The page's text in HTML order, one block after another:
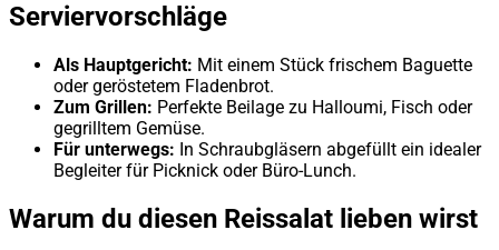
Serviervorschläge
Als Hauptgericht: Mit einem Stück frischem Baguette
oder geröstetem Fladenbrot.
Zum Grillen: Perfekte Beilage zu Halloumi, Fisch oder
gegrilltem Gemüse.
Für unterwegs: In Schraubgläsern abgefüllt ein idealer
Begleiter für Picknick oder Büro-Lunch.
Warum du diesen Reissalat lieben wirst